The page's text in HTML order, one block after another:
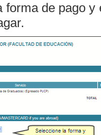
forma de pago